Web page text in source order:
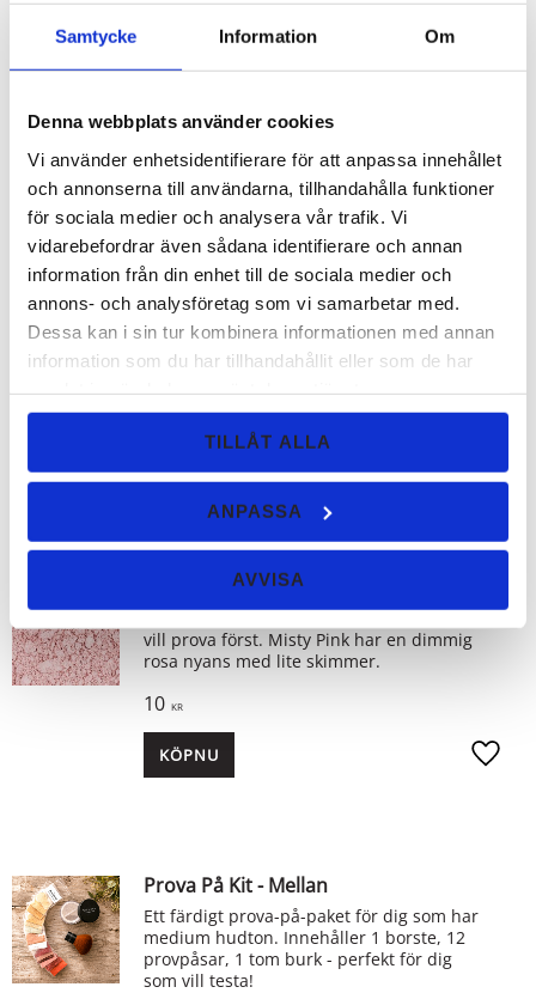
Samtycke Information Om
Denna webbplats använder cookies
Vi använder enhetsidentifierare för att anpassa innehållet
och annonserna till användarna, tillhandahålla funktioner
för sociala medier och analysera vår trafik. Vi
vidarebefordrar även sådana identifierare och annan
information från din enhet till de sociala medier och
annons- och analysföretag som vi samarbetar med.
Dessa kan i sin tur kombinera informationen med annan
information som du har tillhandahållit eller som de har
TILLÅT ALLA
ANPASSA
AVVISA
Lägg
KÖP
Eyeliner/Shadow borste
Två borstar i en. Passar för både
ögonskugga och eyeliner.
108
Lägg
Misty Pink provpåse
Provpåse - ett bra alternativ för dig som
vill prova först. Misty Pink har en dimmig
rosa nyans med lite skimmer.
10 KR
Lägg
KÖP
Prova På Kit - Mellan
Ett färdigt prova-på-paket för dig som har
medium hudton. Innehåller 1 borste, 12
provpåsar, 1 tom burk - perfekt för dig
som vill testa!